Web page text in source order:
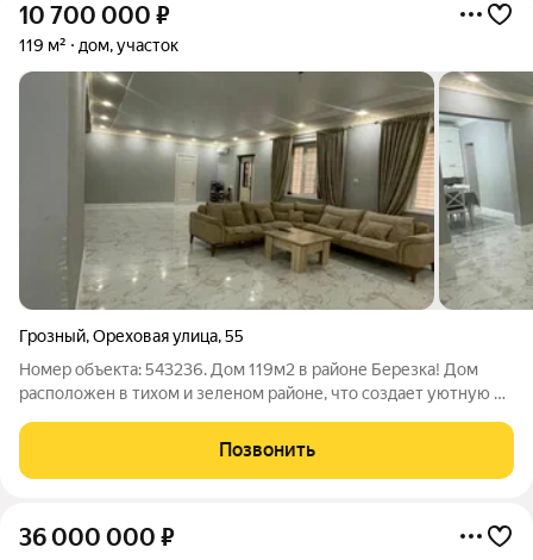
10 700 000 ₽
119 м² дом, участок
Грозный,Ореховая улица,55
Номер объекта: 543236. Дом 119м2 в районе Березка! Дом
расположен в тихом и зеленом районе, что создает уютную и
Площадь дома 119м2 Площадь участка 6 соток Просторная
кухня-гостиная Три светлые и
Позвонить
36 000 000 ₽